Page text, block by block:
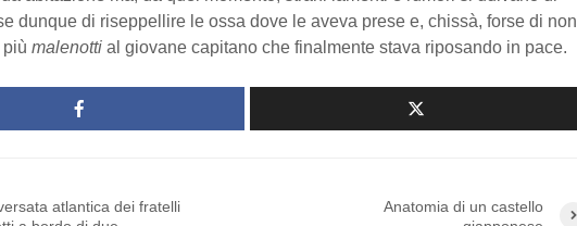
dunque di riseppellire le ossa dove le aveva prese e, chissà, forse di non
più malenotti al giovane capitano che finalmente stava riposando in pace.
atlantica dei fratelli
Anatomia di un castello